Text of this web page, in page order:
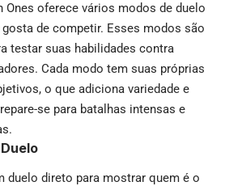
Ones oferece vários modos de duelo
gosta de competir. Esses modos são
testar suas habilidades contra
Cada modo tem suas próprias
o que adiciona variedade e
se para batalhas intensas e
duelo direto para mostrar quem é o